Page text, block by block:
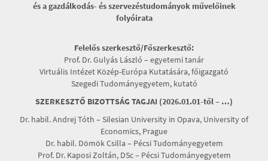
és a gazdálkodás- és szervezéstudományok művelőinek
folyóirata
Felelős szerkesztő/Főszerkesztő:
Prof. Dr. Gulyás László – egyetemi tanár
Virtuális Intézet Közép-Európa Kutatására, főigazgató
Szegedi Tudományegyetem, kutató
SZERKESZTŐ BIZOTTSÁG TAGJAI (2026.01.01-től – …)
Dr. habil. Andrej Tóth – Silesian University in Opava, University of
Economics, Prague
Dr. habil. Dömök Csilla – Pécsi Tudományegyetem
Prof. Dr. Kaposi Zoltán, DSc – Pécsi Tudományegyetem